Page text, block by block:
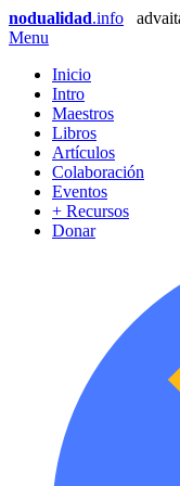
nodualidad.info
Menu
Inicio
Intro
Maestros
Libros
Artículos
Colaboración
Eventos
+ Recursos
Donar